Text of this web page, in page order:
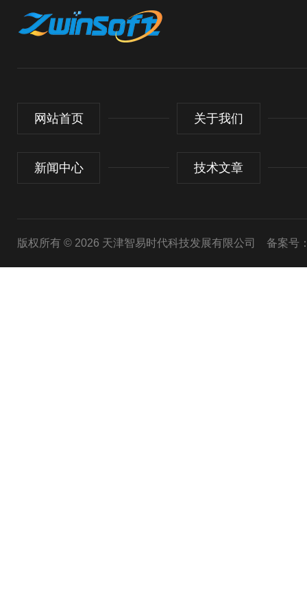
网站首页 关于我们
新闻中心 技术文章
版权所有 © 2026 天津智易时代科技发展有限公司 备案号